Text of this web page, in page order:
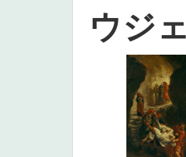
ウジ